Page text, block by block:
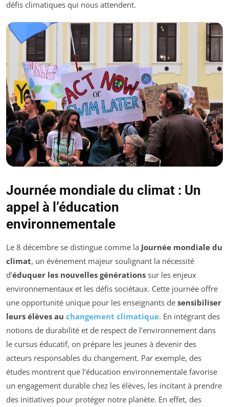
défis climatiques qui nous attendent.
Journée mondiale du climat : Un
appel à l’éducation
environnementale
Le 8 décembre se distingue comme la Journée mondiale du
climat, un évènement majeur soulignant la nécessité
d’éduquer les nouvelles générations sur les enjeux
environnementaux et les défis sociétaux. Cette journée offre
une opportunité unique pour les enseignants de sensibiliser
leurs élèves au changement climatique. En intégrant des
notions de durabilité et de respect de l’environnement dans
le cursus éducatif, on prépare les jeunes à devenir des
acteurs responsables du changement. Par exemple, des
études montrent que l’éducation environnementale favorise
un engagement durable chez les élèves, les incitant à prendre
des initiatives pour protéger notre planète. En effet, des